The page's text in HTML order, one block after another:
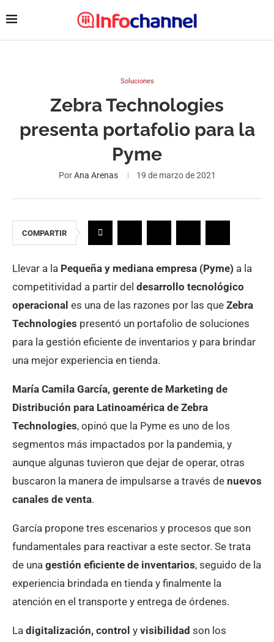
Soluciones
Zebra Technologies
presenta portafolio para la
Pyme
PorAna Arenas 19 de marzo de 2021
COMPARTIR
Llevar a la Pequeña y mediana empresa (Pyme) a la
competitividad a partir del desarrollo tecnológico
operacional es una de las razones por las que Zebra
Technologies presentó un portafolio de soluciones
para la gestión eficiente de inventarios y para brindar
una mejor experiencia en tienda.
María Camila García, gerente de Marketing de
Distribución para Latinoamérica de Zebra
Technologies, opinó que la Pyme es uno de los
segmentos más impactados por la pandemia, y
aunque algunas tuvieron que dejar de operar, otras
buscaron la manera de impulsarse a través de nuevos
canales de venta.
García propone tres escenarios y procesos que son
fundamentales para reactivar a este sector. Se trata
de una gestión eficiente de inventarios, seguido de la
experiencia brindada en tienda y finalmente la
atención en el transporte y entrega de órdenes.
La digitalización, control y visibilidad son los